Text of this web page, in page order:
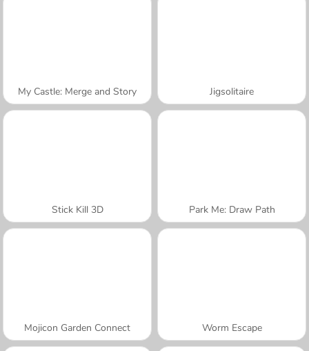
My Castle: Merge and Story Jigsolitaire
Stick Kill 3D Park Me: Draw Path
Mojicon Garden Connect Worm Escape